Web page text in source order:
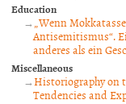
Education
„Wenn
Antisemitismus“.
anderes als ein
Miscellaneous
Historiography on
Tendencies and